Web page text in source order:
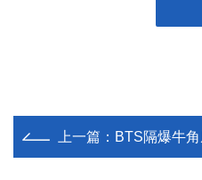
上一篇： BTS隔爆牛